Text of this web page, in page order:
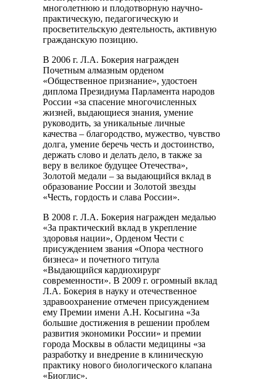
многолетнюю и плодотворную научно-
практическую, педагогическую и
просветительскую деятельность, активную
гражданскую позицию.
В 2006 г. Л.А. Бокерия награжден
Почетным алмазным орденом
«Общественное признание», удостоен
диплома Президиума Парламента народов
России «за спасение многочисленных
жизней, выдающиеся знания, умение
руководить, за уникальные личные
качества – благородство, мужество, чувство
долга, умение беречь честь и достоинство,
держать слово и делать дело, в также за
веру в великое будущее Отечества»,
Золотой медали – за выдающийся вклад в
образование России и Золотой звезды
«Честь, гордость и слава России».
В 2008 г. Л.А. Бокерия награжден медалью
«За практический вклад в укрепление
здоровья нации», Орденом Чести с
присуждением звания «Опора честного
бизнеса» и почетного титула
«Выдающийся кардиохирург
современности». В 2009 г. огромный вклад
Л.А. Бокерия в науку и отечественное
здравоохранение отмечен присуждением
ему Премии имени А.Н. Косыгина «За
большие достижения в решении проблем
развития экономики России» и премии
города Москвы в области медицины «за
разработку и внедрение в клиническую
практику нового биологического клапана
«Биоглис».